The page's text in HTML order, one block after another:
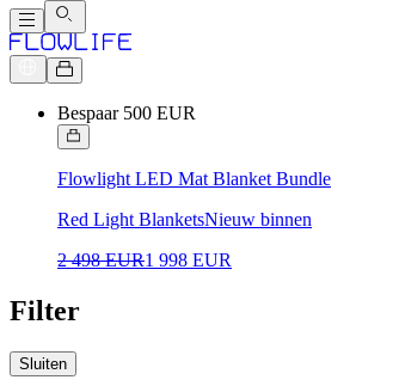
Bespaar 500 EUR
Flowlight LED Mat Blanket Bundle
Red Light BlanketsNieuw binnen
2 498 EUR1 998 EUR
Filter
Sluiten